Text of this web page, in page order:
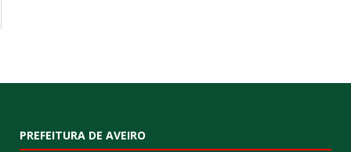
PREFEITURA DE AVEIRO